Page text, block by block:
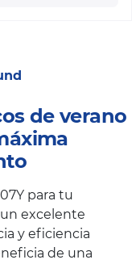
de verano
para tu
excelente
y eficiencia
de una